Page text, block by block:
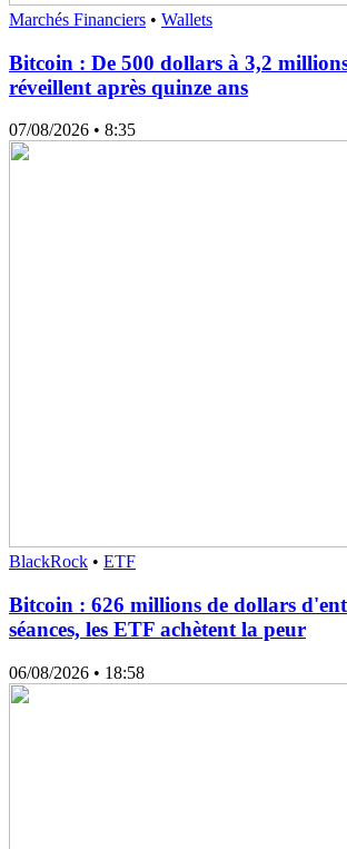
Marchés Financiers • Wallets
Bitcoin : De 500 dollars à 3,2
réveillent après quinze ans
07/08/2026 • 8:35
BlackRock • ETF
Bitcoin : 626 millions de dollars
séances, les ETF achètent la peur
06/08/2026 • 18:58